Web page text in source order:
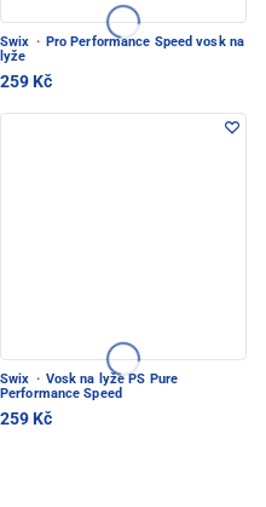
Swix · Pro Performance Speed vosk na
lyže
259 Kč
Swix · Vosk na lyže PS Pure
Performance Speed
259 Kč